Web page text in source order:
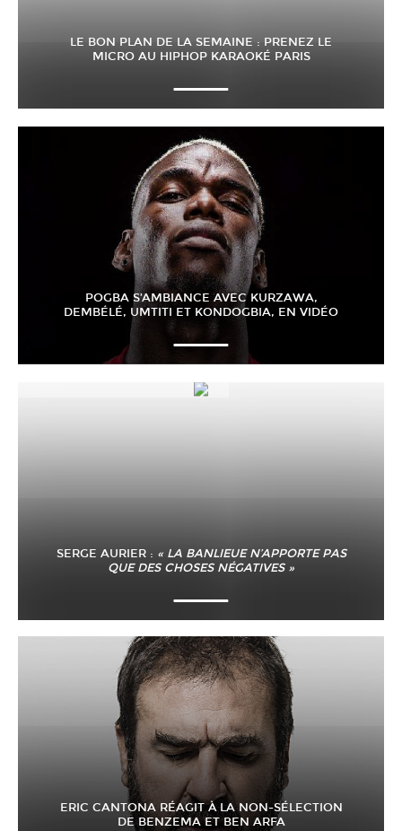
LE BON PLAN DE LA SEMAINE : PRENEZ LE
MICRO AU HIPHOP KARAOKÉ PARIS
POGBA S’AMBIANCE AVEC KURZAWA,
DEMBÉLÉ, UMTITI ET KONDOGBIA, EN VIDÉO
SERGE AURIER : « LA BANLIEUE N’APPORTE PAS
QUE DES CHOSES NÉGATIVES »
ERIC CANTONA RÉAGIT À LA NON-SÉLECTION
DE BENZEMA ET BEN ARFA